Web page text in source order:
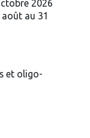
2026
au 31
et oligo-